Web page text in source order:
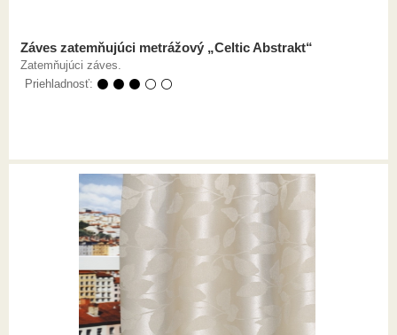
Záves zatemňujúci metrážový „Celtic Abstrakt“
Zatemňujúci záves.
Priehladnosť: ⚫ ⚫ ⚫ ⚪ ⚪